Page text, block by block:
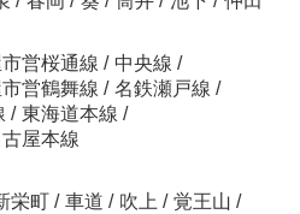
営桜通線 / 中央線 /
営鶴舞線 / 名鉄瀬戸線 /
/ 東海道本線 /
屋本線
栄町 / 車道 / 吹上 / 覚王山 /